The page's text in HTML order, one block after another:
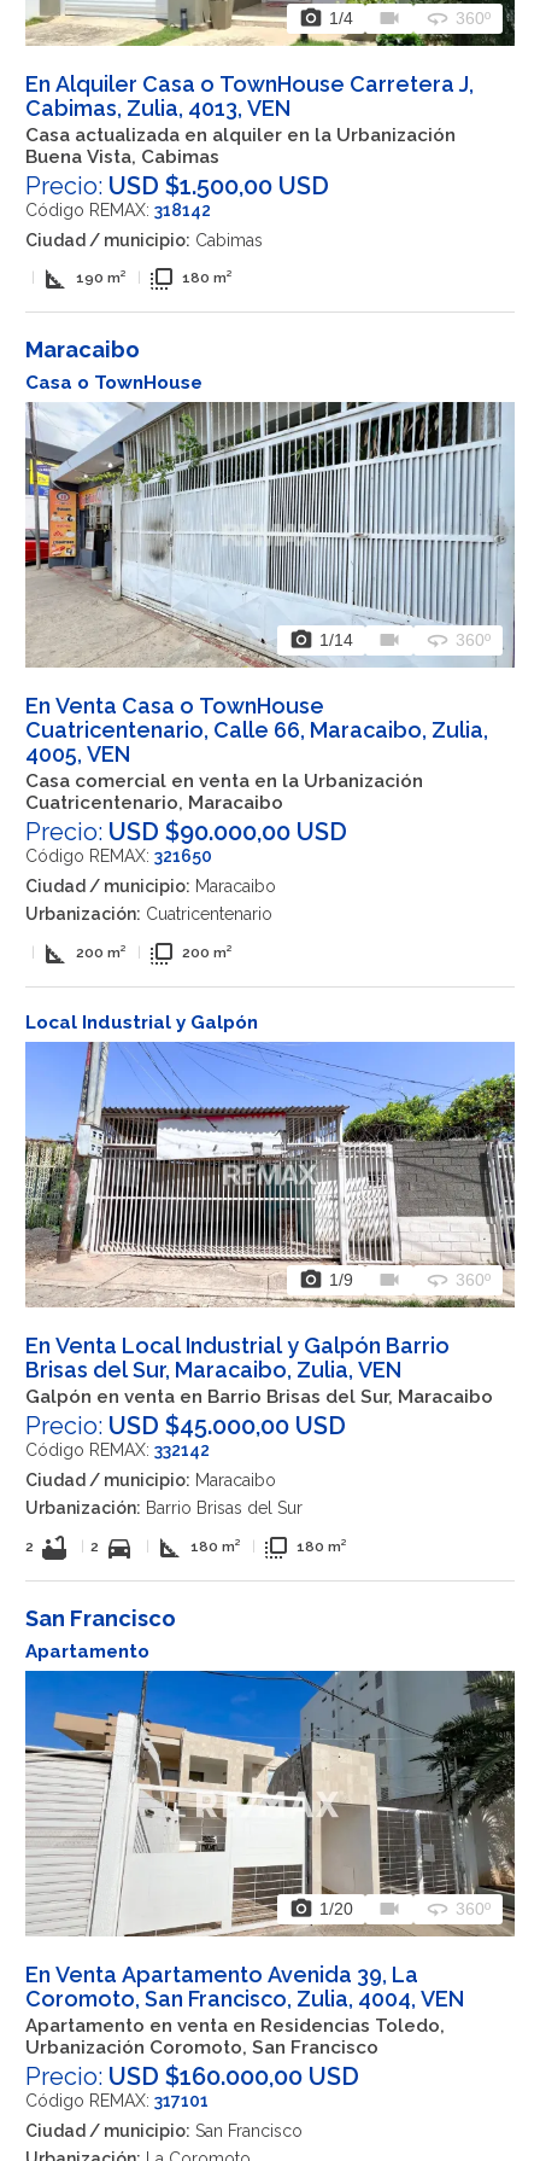
photo_camera 1/4 videocam 360 360º
En Alquiler Casa o TownHouse Carretera J,
Cabimas, Zulia, 4013, VEN
Casa actualizada en alquiler en la Urbanización
Buena Vista, Cabimas
Precio: USD $1.500,00 USD
Código REMAX: 318142
Ciudad / municipio: Cabimas
square_foot 190 m² flip_to_front 180 m²
Maracaibo
Casa o TownHouse
photo_camera 1/14 videocam 360 360º
En Venta Casa o TownHouse
Cuatricentenario, Calle 66, Maracaibo, Zulia,
4005, VEN
Casa comercial en venta en la Urbanización
Cuatricentenario, Maracaibo
Precio: USD $90.000,00 USD
Código REMAX: 321650
Ciudad / municipio: Maracaibo
Urbanización: Cuatricentenario
square_foot 200 m² flip_to_front 200 m²
Local Industrial y Galpón
photo_camera 1/9 videocam 360 360º
En Venta Local Industrial y Galpón Barrio
Brisas del Sur, Maracaibo, Zulia, VEN
Galpón en venta en Barrio Brisas del Sur, Maracaibo
Precio: USD $45.000,00 USD
Código REMAX: 332142
Ciudad / municipio: Maracaibo
Urbanización: Barrio Brisas del Sur
2 bathtub 2 directions_car square_foot 180 m² flip_to_front 180 m²
San Francisco
Apartamento
photo_camera 1/20 videocam 360 360º
En Venta Apartamento Avenida 39, La
Coromoto, San Francisco, Zulia, 4004, VEN
Apartamento en venta en Residencias Toledo,
Urbanización Coromoto, San Francisco
Precio: USD $160.000,00 USD
Código REMAX: 317101
Ciudad / municipio: San Francisco